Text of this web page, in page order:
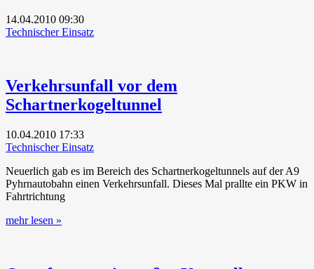
14.04.2010 09:30
Technischer Einsatz
Verkehrsunfall vor dem
Schartnerkogeltunnel
10.04.2010 17:33
Technischer Einsatz
Neuerlich gab es im Bereich des Schartnerkogeltunnels auf der A9
Pyhrnautobahn einen Verkehrsunfall. Dieses Mal prallte ein PKW in
Fahrtrichtung
mehr lesen »